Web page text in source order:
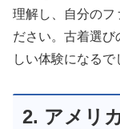
理解し、自分のフ
ださい。古着選び
しい体験になるで
2. アメリ